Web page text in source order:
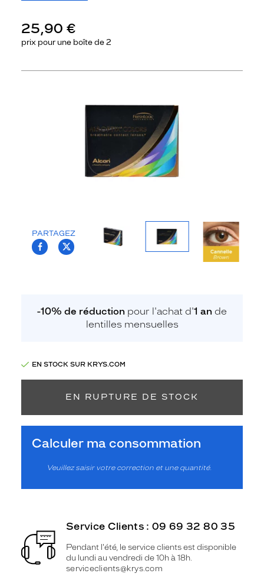
25,90 €
prix pour une boîte de 2
Précédent
PARTAGEZ
-10% de réduction pour l'achat d'1 an de
lentilles mensuelles
EN STOCK SUR KRYS.COM
EN RUPTURE DE STOCK
Calculer ma consommation
Veuillez saisir votre correction et une quantité.
Service Clients : 09 69 32 80 35
Pendant l'été, le service clients est disponible
du lundi au vendredi de 10h à 18h.
serviceclients@krys.com